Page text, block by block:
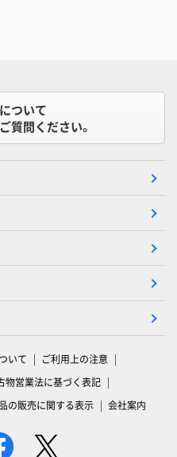
ついて
質問ください。
いて
ご利用上の注意
物営業法に基づく表記
の販売に関する表示 会社案内